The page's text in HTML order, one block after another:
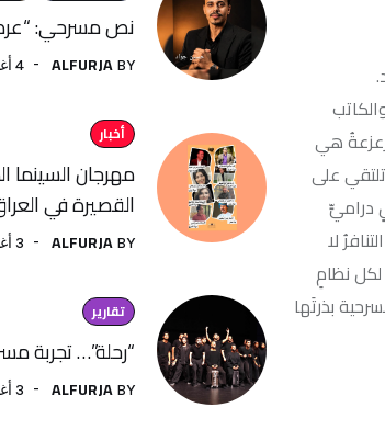
نص مسرحي: “عرض مؤجل”
BY
ALFURJA 4 أغسطس، 2026
أخبار
مهرجان السينما المتنقلة
القصيرة في العراق.
BY
ALFURJA 3 أغسطس، 2026
“رحلة”… تجربة مسرحية
BY
ALFURJA 3 أغسطس، 2026